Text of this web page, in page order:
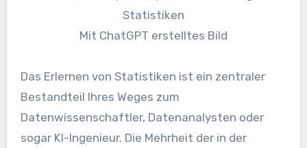
Mit ChatGPT erstelltes Bild
Das Erlernen von Statistiken ist ein zentraler
Bestandteil Ihres Weges zum
Datenwissenschaftler, Datenanalysten oder
sogar KI-Ingenieur. Die Mehrheit der in der